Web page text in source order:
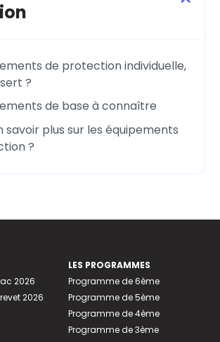
de protection individuelle,
?
de base à connaître
savoir plus sur les équipements
?
2026
2026
LES PROGRAMMES
Programme de 6ème
Programme de 5ème
Programme de 4ème
Programme de 3ème